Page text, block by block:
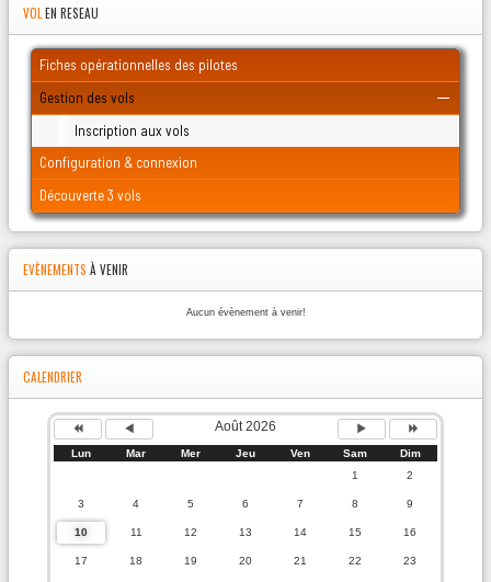
mercredi 24 juin 2026 - 20:45
VOL EN RESEAU
Fiches opérationnelles des pilotes
Gestion des vols
Inscription aux vols
Configuration & connexion
Découverte 3 vols
EVÈNEMENTS À VENIR
Aucun évènement à venir!
CALENDRIER
Août 2026
Lun Mar Mer Jeu Ven Sam
Dim
1
2
3 4 5 6 7 8 9
10 11 12 13 14 15 16
17 18 19 20 21 22 23